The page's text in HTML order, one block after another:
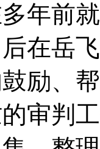
年前
在岳
励、
审判